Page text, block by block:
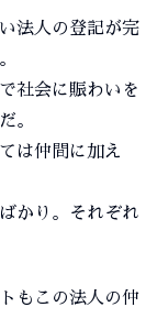
法人の登記が完
社会に賑わいを
。
は仲間に加え
かり。それぞれ
もこの法人の仲